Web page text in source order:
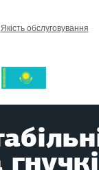
Якість обслуговування